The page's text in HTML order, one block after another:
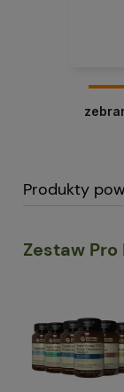
Produkty
Zestaw Pro